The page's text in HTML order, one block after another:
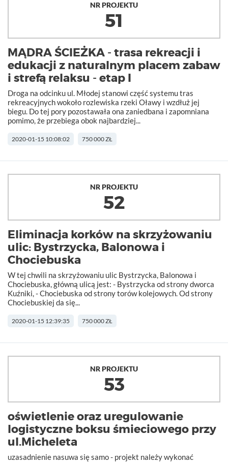
NR PROJEKTU
51
MĄDRA ŚCIEŻKA - trasa rekreacji i
edukacji z naturalnym placem zabaw
i strefą relaksu - etap I
Droga na odcinku ul. Młodej stanowi część systemu tras
rekreacyjnych wokoło rozlewiska rzeki Oławy i wzdłuż jej
biegu. Do tej pory pozostawała ona zaniedbana i zapomniana
pomimo, że przebiega obok najbardziej...
2020-01-15 10:08:02 750 000 ZŁ
NR PROJEKTU
52
Eliminacja korków na skrzyżowaniu
ulic: Bystrzycka, Balonowa i
Chociebuska
W tej chwili na skrzyżowaniu ulic Bystrzycka, Balonowa i
Chociebuska, główną ulicą jest: - Bystrzycka od strony dworca
Kuźniki, - Chociebuska od strony torów kolejowych. Od strony
Chociebuskiej da się...
2020-01-15 12:39:35 750 000 ZŁ
NR PROJEKTU
53
oświetlenie oraz uregulowanie
logistyczne boksu śmieciowego przy
ul.Micheleta
uzasadnienie nasuwa się samo - projekt należy wykonać